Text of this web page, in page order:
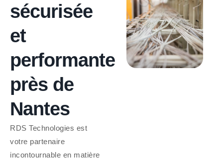
sécurisée
et
performante
près de
Nantes
RDS Technologies est
votre partenaire
incontournable en matière